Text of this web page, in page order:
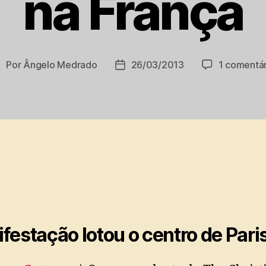
Por Ângelo Medrado
Data26/03/2013 1
lotou o centro de